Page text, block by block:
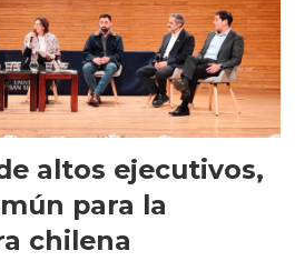
altos ejecutivos,
para la
chilena